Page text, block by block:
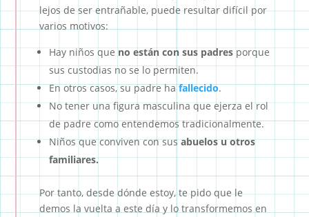
lejos de ser entrañable, puede resultar difícil por
varios motivos:
Hay niños queno están con sus padresporque
sus custodias no se lo permiten.
En otros casos, su padre hafallecido.
No tener una figura masculina que ejerza el rol
de padre como entendemos tradicionalmente.
Niños que conviven con susabuelos u otros
familiares.
Por tanto, desde dónde estoy, te pido que le
demos la vuelta a este día y lo transformemos en